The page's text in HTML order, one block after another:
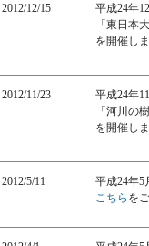
2012/12/15
平成24年
「東日本
を開催し
2012/11/23
平成24年
「河川の
を開催し
2012/5/11
平成24年5
こちら を